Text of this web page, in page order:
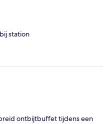
station
ontbijtbuffet tijdens een